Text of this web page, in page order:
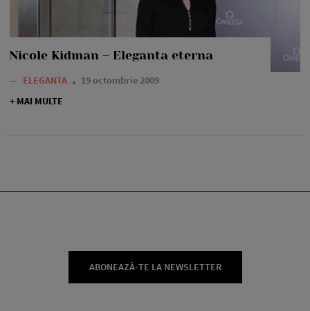
Nicole Kidman – Eleganta eterna
— ELEGANTA
19 octombrie 2009
+ MAI MULTE
ABONEAZĂ-TE LA NEWSLETTER